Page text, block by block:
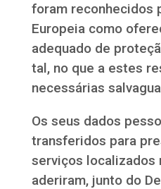
foram reconhecidos
Europeia como
adequado de
tal, no que a estes
necessárias
Os seus dados
transferidos para
serviços localizados
aderiram, junto do